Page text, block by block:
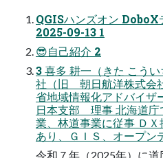
QGISハンズオン
2025-09-13 1
😎自己紹介 2
3 喜多 耕一（きた こう
社（旧 朝日航洋株式会
省地域情報化アドバイ
日本支部 理事 北海道庁
業、林道事業に従事 Ｄ
あり、ＧＩＳ、オープン
令和７年（2025年）に